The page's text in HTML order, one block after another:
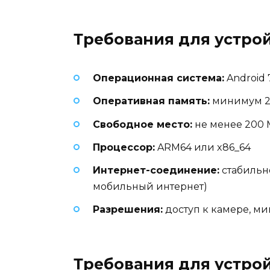
Требования для
Операционная система: Android
Оперативная память: минимум 2
Свободное место: не менее 200
Процессор: ARM64 или x86_64
Интернет-соединение:
мобильный интернет)
Разрешения: доступ к камере,
Требования для